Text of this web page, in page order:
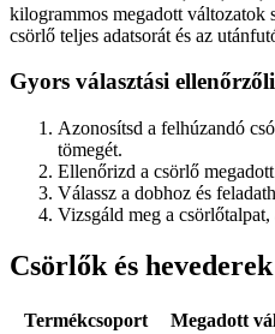
kilogrammos megadott változatok
csörlő teljes adatsorát és az
Gyors választási
Azonosítsd a felhúzandó
tömegét.
Ellenőrizd a csörlő
Válassz a dobhoz és
Vizsgáld meg a
Csörlők és
Termékcsoport Megadott